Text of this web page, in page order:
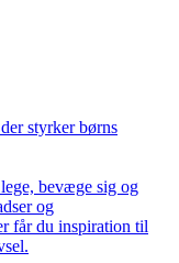
styrker børns
bevæge sig og
og
får du inspiration til